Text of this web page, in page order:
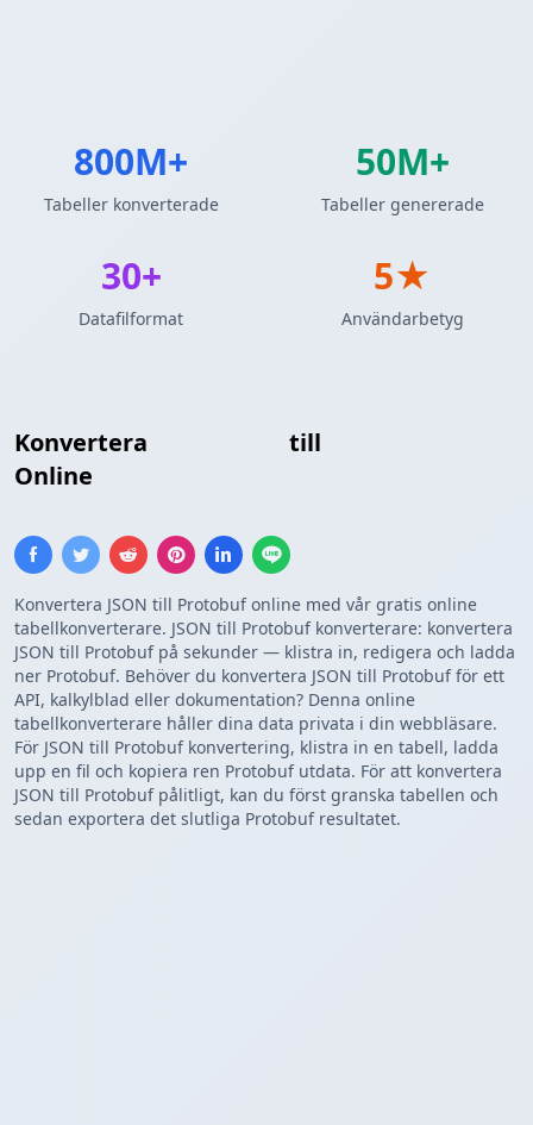
Konvertera till
Online
Konvertera JSON till Protobuf online med vår gratis online
tabellkonverterare. JSON till Protobuf konverterare: konvertera
JSON till Protobuf på sekunder — klistra in, redigera och ladda
ner Protobuf. Behöver du konvertera JSON till Protobuf för ett
API, kalkylblad eller dokumentation? Denna online
tabellkonverterare håller dina data privata i din webbläsare.
För JSON till Protobuf konvertering, klistra in en tabell, ladda
upp en fil och kopiera ren Protobuf utdata. För att konvertera
JSON till Protobuf pålitligt, kan du först granska tabellen och
sedan exportera det slutliga Protobuf resultatet.
800M+
Tabeller konverterade
50M+
Tabeller genererade
30+
Datafilformat
5★
Användarbetyg